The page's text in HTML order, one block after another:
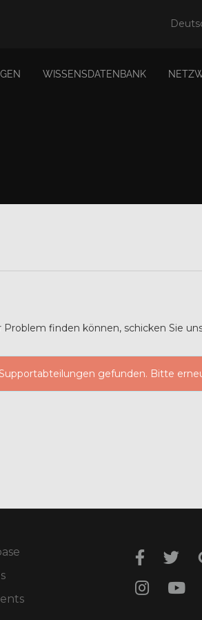
WISSENSDATENBANK
finden können, schicken Sie
gefunden. Bitte